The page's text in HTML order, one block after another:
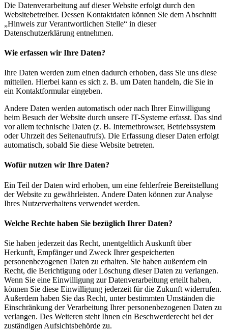
Die Datenverarbeitung auf dieser Website erfolgt durch den
Websitebetreiber. Dessen Kontaktdaten können Sie dem Abschnitt
„Hinweis zur Verantwortlichen Stelle“ in dieser
Datenschutzerklärung entnehmen.
Wie erfassen wir Ihre Daten?
Ihre Daten werden zum einen dadurch erhoben, dass Sie uns diese
mitteilen. Hierbei kann es sich z. B. um Daten handeln, die Sie in
ein Kontaktformular eingeben.
Andere Daten werden automatisch oder nach Ihrer Einwilligung
beim Besuch der Website durch unsere IT-Systeme erfasst. Das sind
vor allem technische Daten (z. B. Internetbrowser, Betriebssystem
oder Uhrzeit des Seitenaufrufs). Die Erfassung dieser Daten erfolgt
automatisch, sobald Sie diese Website betreten.
Wofür nutzen wir Ihre Daten?
Ein Teil der Daten wird erhoben, um eine fehlerfreie Bereitstellung
der Website zu gewährleisten. Andere Daten können zur Analyse
Ihres Nutzerverhaltens verwendet werden.
Welche Rechte haben Sie bezüglich Ihrer Daten?
Sie haben jederzeit das Recht, unentgeltlich Auskunft über
Herkunft, Empfänger und Zweck Ihrer gespeicherten
personenbezogenen Daten zu erhalten. Sie haben außerdem ein
Recht, die Berichtigung oder Löschung dieser Daten zu verlangen.
Wenn Sie eine Einwilligung zur Datenverarbeitung erteilt haben,
können Sie diese Einwilligung jederzeit für die Zukunft widerrufen.
Außerdem haben Sie das Recht, unter bestimmten Umständen die
Einschränkung der Verarbeitung Ihrer personenbezogenen Daten zu
verlangen. Des Weiteren steht Ihnen ein Beschwerderecht bei der
zuständigen Aufsichtsbehörde zu.